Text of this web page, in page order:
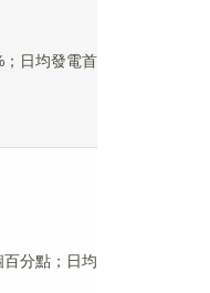
；日均發電首
分點；日均